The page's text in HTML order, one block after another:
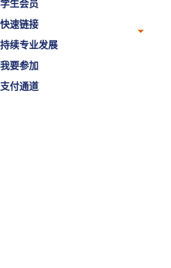
学生会员
快速链接
持续专业发展
我要参加
支付通道